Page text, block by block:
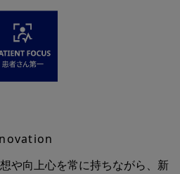
や向上心を常に持ちながら、新